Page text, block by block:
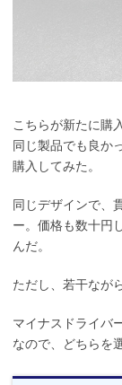
こちらが新たに購
同じ製品でも良か
購入してみた。
同じデザインで、
ー。価格も数十円
んだ。
ただし、若干なが
マイナスドライバ
なので、どちらを